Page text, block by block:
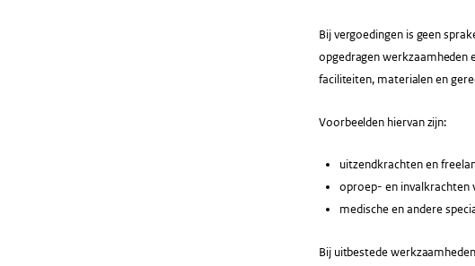
Bij vergoedingen is geen
opgedragen werkzaamheden
faciliteiten, materialen en
Voorbeelden hiervan zijn:
uitzendkrachten en
oproep- en invalkrachten
medische en andere
Bij uitbestede